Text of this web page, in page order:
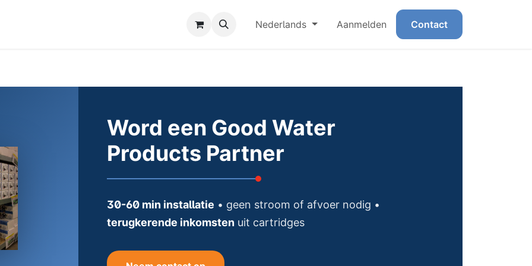
Afspraak Nederlands Aanmelden Contact
Word een Good Water
Products Partner
30-60 min installatie • geen stroom of afvoer nodig •
terugkerende inkomstenuit cartridges